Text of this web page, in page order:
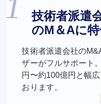
技術者派遣
のM＆Aに
技術者派遣会社の
ザーがフルサポート
円〜約100億円と幅
おります。